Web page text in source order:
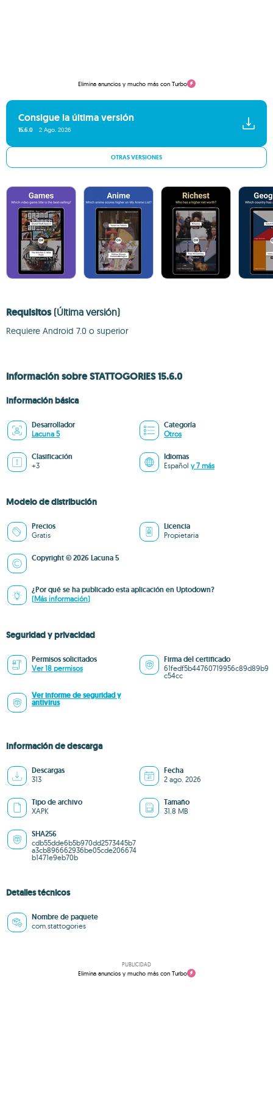
Elimina anuncios y mucho más con Turbo
Consigue la última versión
15.6.0 2 Ago. 2026
OTRAS VERSIONES
Requisitos (Última versión)
Requiere Android 7.0 o superior
Información sobre STATTOGORIES 15.6.0
Información básica
Desarrollador
Lacuna 5
Categoría
Otros
Clasificación
+3
Idiomas
Español y 7 más
Modelo de distribución
Precios
Gratis
Licencia
Propietaria
Copyright © 2026 Lacuna 5
¿Por qué se ha publicado esta aplicación en Uptodown?
(Más información)
Seguridad y privacidad
Permisos solicitados
Ver 18 permisos
Firma del certificado
61fedf5b44760719956c89d89b9
c54cc
Ver informe de seguridad y
antivirus
Información de descarga
Descargas
313
Fecha
2 ago. 2026
Tipo de archivo
XAPK
Tamaño
31.8 MB
SHA256
cdb55dde6b5b970dd2573445b7
a3cb896662936be05cde206674
b1471e9eb70b
Detalles técnicos
Nombre de paquete
com.stattogories
PUBLICIDAD
Elimina anuncios y mucho más con Turbo